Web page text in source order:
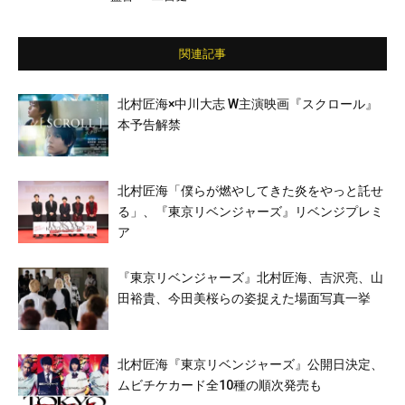
関連記事
北村匠海×中川大志 W主演映画『スクロール』
本予告解禁
北村匠海「僕らが燃やしてきた炎をやっと託せ
る」、『東京リベンジャーズ』リベンジプレミ
ア
『東京リベンジャーズ』北村匠海、吉沢亮、山
田裕貴、今田美桜らの姿捉えた場面写真一挙
北村匠海『東京リベンジャーズ』公開日決定、
ムビチケカード全10種の順次発売も